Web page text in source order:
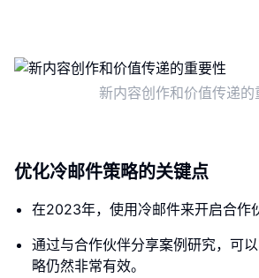
新内容创作和价值传递的
优化冷邮件策略的关键点
在2023年，使用冷邮件来开启合作
通过与合作伙伴分享案例研究，可
略仍然非常有效。